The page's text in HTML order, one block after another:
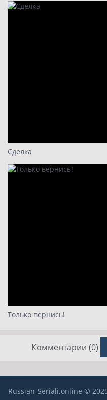
Сделка
Только вернись!
Комментарии (0)
Russian-Seriali.online ©